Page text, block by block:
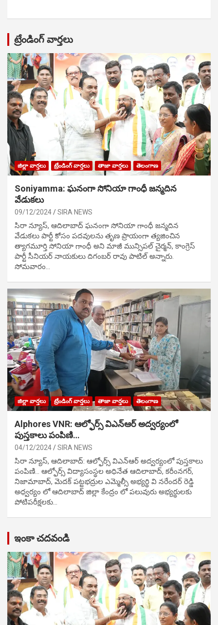
ట్రేండింగ్ వార్తలు
జిల్లా వార్తలు ట్రేండింగ్ వార్తలు తాజా వార్తలు తెలంగాణ
Soniyamma: ఘ‌నంగా సోనియా గాంధీ జ‌న్మ‌దిన
వేడుక‌లు
09/12/2024 SIRA NEWS
సిరా న్యూస్, ఆదిలాబాద్ ఘ‌నంగా సోనియా గాంధీ జ‌న్మ‌దిన
వేడుక‌లు పార్టీ కోసం ప‌ద‌వుల‌ను తృణ ప్రాయంగా త్య‌జించిన
త్యాగమూర్తి సోనియా గాంధీ అని మాజీ మున్సిప‌ల్ చైర్మ‌న్, కాంగ్రెస్
పార్టీ సీనియ‌ర్ నాయ‌కులు దిగంబ‌ర్ రావు పాటిల్ అన్నారు.
సోమవారం…
జిల్లా వార్తలు ట్రేండింగ్ వార్తలు తాజా వార్తలు తెలంగాణ
Alphores VNR: ఆల్ఫోర్స్ విఎన్ఆర్ అద్వర్యంలో
పుస్తకాలు పంపిణి…
04/12/2024 SIRA NEWS
సిరా న్యూస్, ఆదిలాబాద్: ఆల్ఫోర్స్ విఎన్ఆర్ అద్వర్యంలో పుస్తకాలు
పంపిణి… ఆల్ఫోర్స్ విద్యాసంస్థల అధినేత ఆదిలాబాద్, కరీంనగర్,
నిజామాబాద్, మెదక్ పట్టభద్రుల ఎమ్మెల్సీ అభ్యర్థి వి నరేందర్ రెడ్డి
అధ్వర్యం లో ఆదిలాబాద్ జిల్లా కేంద్రం లో పలువురు అభ్యర్థులకు
పోటిప‌రీక్ష‌ల‌కు…
ఇంకా చదవండి